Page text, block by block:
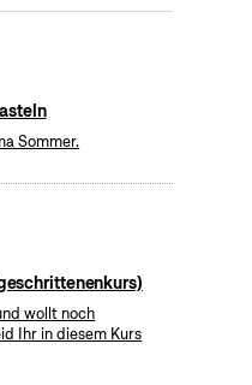
Sommer.
wollt noch
Ihr in diesem Kurs